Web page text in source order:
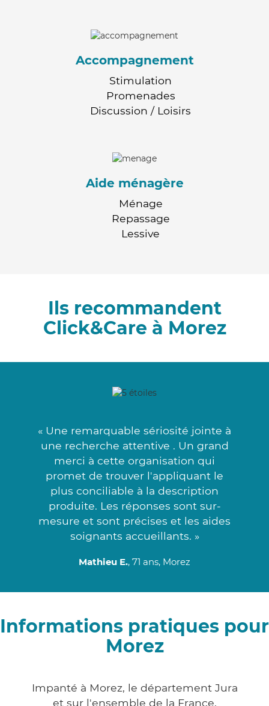
Accompagnement
Stimulation
Promenades
Discussion / Loisirs
Aide ménagère
Ménage
Repassage
Lessive
Ils recommandent
Click&Care à Morez
« Une remarquable sériosité jointe à
une recherche attentive . Un grand
merci à cette organisation qui
promet de trouver l'appliquant le
plus conciliable à la description
produite. Les réponses sont sur-
mesure et sont précises et les aides
soignants accueillants. »
Mathieu E., 71 ans, Morez
Informations pratiques pour
Morez
Impanté à Morez, le département Jura
et sur l'ensemble de la France,